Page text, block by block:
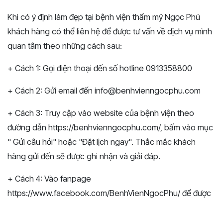
Khi có ý định làm đẹp tại bệnh viện thẩm mỹ Ngọc Phú
khách hàng có thể liên hệ để được tư vấn về dịch vụ mình
quan tâm theo những cách sau:
+ Cách 1: Gọi điện thoại đến số hotline 0913358800
+ Cách 2: Gửi email đến info@benhvienngocphu.com
+ Cách 3: Truy cập vào website của bệnh viện theo
đường dẫn https://benhvienngocphu.com/, bấm vào mục
" Gửi câu hỏi" hoặc "Đặt lịch ngay". Thắc mắc khách
hàng gửi đến sẽ được ghi nhận và giải đáp.
+ Cách 4: Vào fanpage
https://www.facebook.com/BenhVienNgocPhu/ để được